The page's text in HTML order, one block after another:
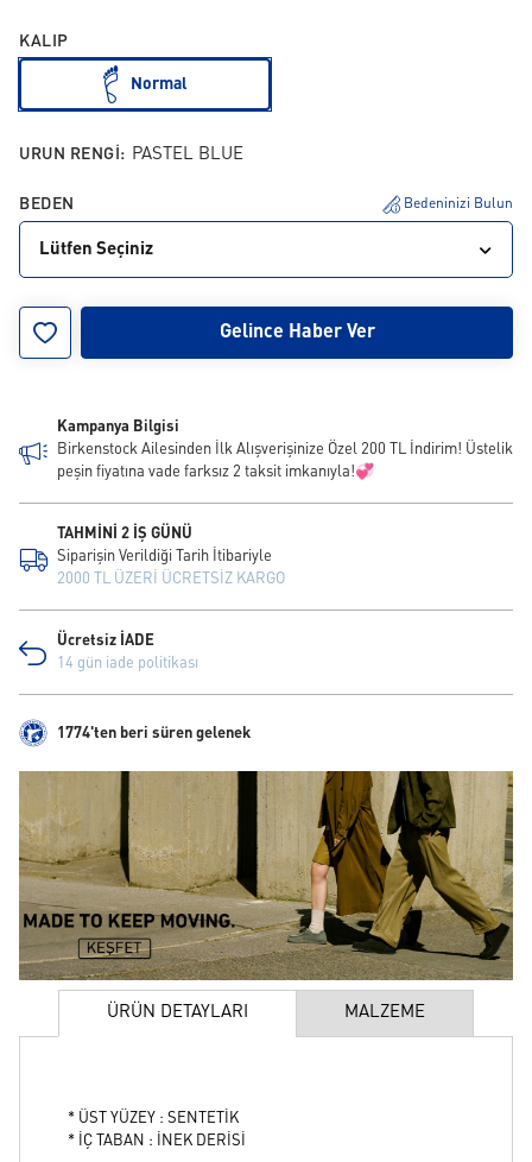
KALIP
Normal
URUN RENGI: PASTEL BLUE
BEDEN Bedeninizi Bulun
Lütfen Seçiniz
Gelince Haber Ver
Kampanya Bilgisi
Birkenstock Ailesinden İlk Alışverişinize Özel 200 TL İndirim! Üstelik
peşin fiyatına vade farksız 2 taksit imkanıyla!💞
TAHMİNİ 2 İŞ GÜNÜ
Siparişin Verildiği Tarih İtibariyle
2000 TL ÜZERİ ÜCRETSİZ KARGO
Ücretsiz İADE
14 gün iade politikası
1774'ten beri süren gelenek
ÜRÜN DETAYLARI MALZEME
* ÜST YÜZEY : SENTETİK
* İÇ TABAN : İNEK DERİSİ